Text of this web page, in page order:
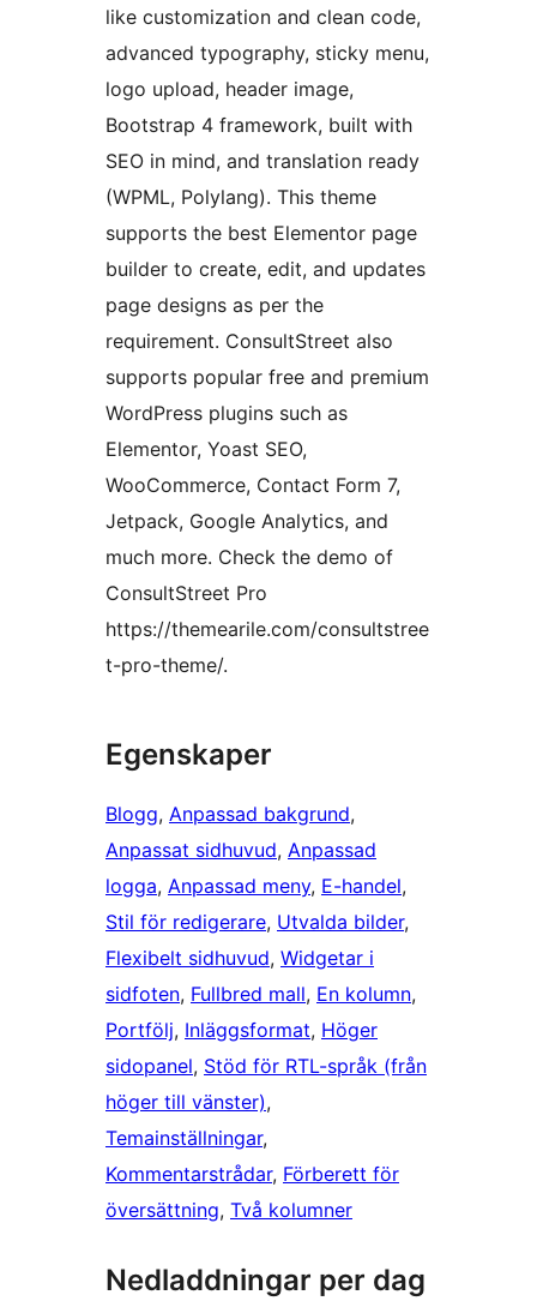
like customization and clean code,
advanced typography, sticky menu,
logo upload, header image,
Bootstrap 4 framework, built with
SEO in mind, and translation ready
(WPML, Polylang). This theme
supports the best Elementor page
builder to create, edit, and updates
page designs as per the
requirement. ConsultStreet also
supports popular free and premium
WordPress plugins such as
Elementor, Yoast SEO,
WooCommerce, Contact Form 7,
Jetpack, Google Analytics, and
much more. Check the demo of
ConsultStreet Pro
https://themearile.com/consultstree
t-pro-theme/.
Egenskaper
Blogg, Anpassad bakgrund
Anpassat sidhuvud, Anpassad
logga, Anpassad meny, E-handel
Stil för redigerare, Utvalda bilder
Flexibelt sidhuvud, Widgetar i
sidfoten, Fullbred mall, En kolumn
Portfölj, Inläggsformat, Höger
sidopanel, Stöd för RTL-språk (från
höger till vänster)
Temainställningar
Kommentarstrådar, Förberett för
översättning, Två kolumner
Nedladdningar per dag